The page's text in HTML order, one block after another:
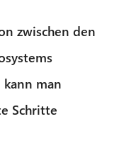
zwischen den
man
Schritte